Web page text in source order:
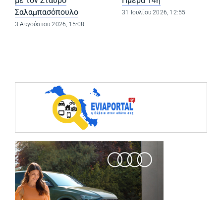
Σαλαμπασόπουλο
3 Αυγούστου 2026, 15:08
31 Ιουλίου 2026, 12:55